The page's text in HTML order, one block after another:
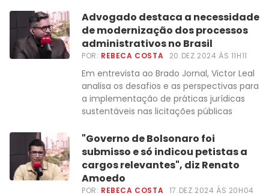
Advogado destaca a necessidade
de modernização dos processos
administrativos no Brasil
POR: REBECA COSTA 20.DEZ.2024 ÀS 11H11
Em entrevista ao Brado Jornal, Victor Leal
analisa os desafios e as perspectivas para
a implementação de práticas jurídicas
sustentáveis nas licitações públicas
"Governo de Bolsonaro foi
submisso e só indicou petistas a
cargos relevantes", diz Renato
Amoedo
POR: REBECA COSTA 17.DEZ.2024 ÀS 20H04